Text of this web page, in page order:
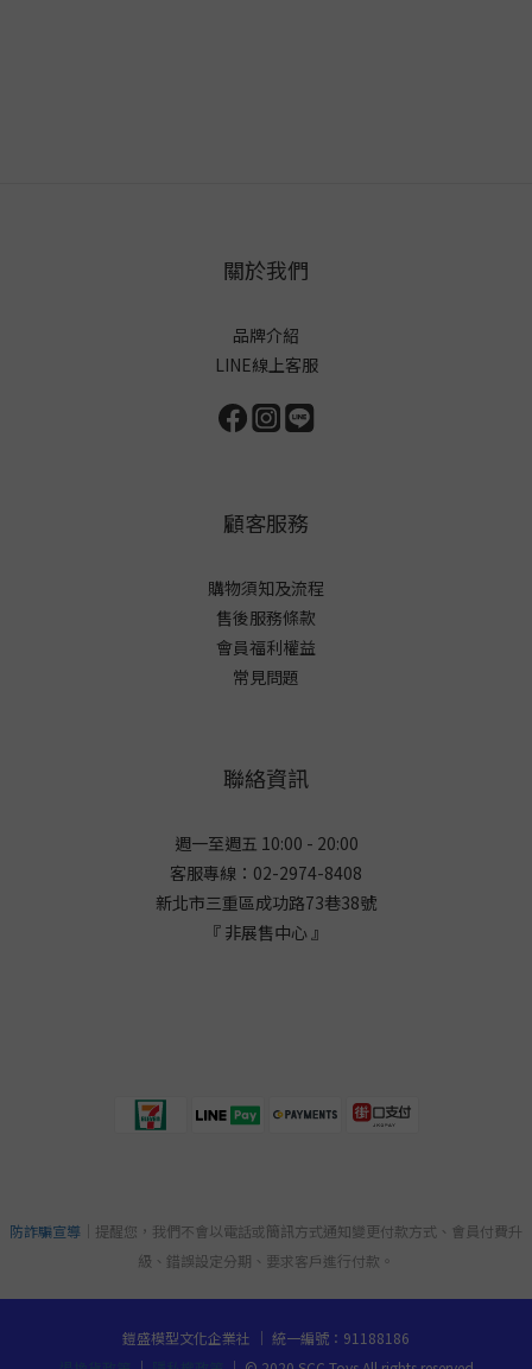
關於我們
品牌介紹
LINE線上客服
顧客服務
購物須知及流程
售後服務條款
會員福利權益
常見問題
聯絡資訊
週一至週五 10:00 - 20:00
客服專線：02-2974-8408
新北市三重區成功路73巷38號
『 非展售中心 』
防詐騙宣導 ｜提醒您，我們不會以電話或簡訊方式通知變更付款方式、會員付費升
級、錯誤設定分期、要求客戶進行付款。
鎧盛模型文化企業社 ｜ 統一編號：91188186